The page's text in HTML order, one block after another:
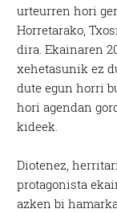
urteurren hori
Horretarako,
dira. Ekainaren
xehetasunik ez
dute egun horri
hori agendan
kideek.
Diotenez,
protagonista
azken bi